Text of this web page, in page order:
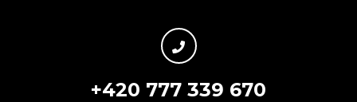
+420 777 339 670